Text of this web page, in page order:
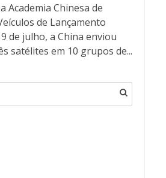
Academia Chinesa de
de Lançamento
de julho, a China enviou
satélites em 10 grupos de...